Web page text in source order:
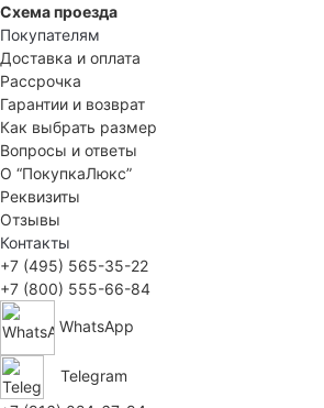
Схема проезда
Покупателям
Доставка и оплата
Рассрочка
Гарантии и возврат
Как выбрать размер
Вопросы и ответы
О “ПокупкаЛюкс”
Реквизиты
Отзывы
Контакты
+7 (495) 565-35-22
+7 (800) 555-66-84
WhatsApp
Telegram